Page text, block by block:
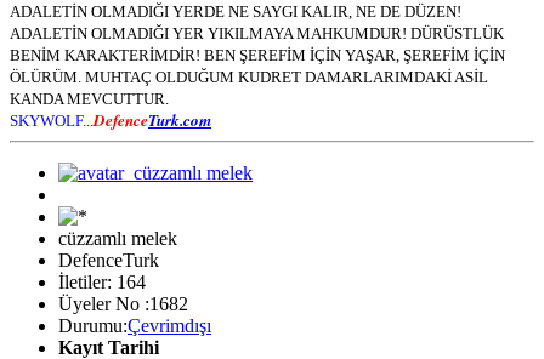
ADALETİN OLMADIĞI YERDE NE SAYGI KALIR, NE DE DÜZEN!
ADALETİN OLMADIĞI YER YIKILMAYA MAHKUMDUR! DÜRÜSTLÜK
BENİM KARAKTERİMDİR! BEN ŞEREFİM İÇİN YAŞAR, ŞEREFİM İÇİN
ÖLÜRÜM. MUHTAÇ OLDUĞUM KUDRET DAMARLARIMDAKİ ASİL
KANDA MEVCUTTUR.
SKYWOLF... DefenceTurk.com
cüzzamlı melek
DefenceTurk
İletiler: 164
Üyeler No :1682
Durumu:Çevrimdışı
Kayıt Tarihi